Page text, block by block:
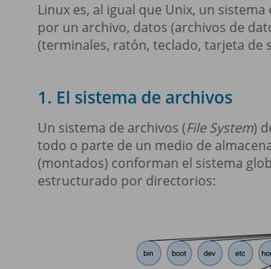
Linux es, al igual que Unix, un
por un archivo, datos (archivos de
(terminales, ratón, teclado, tarjeta de
1. El sistema de archivos
Un sistema de archivos (File System)
todo o parte de un medio de
(montados) conforman el sistema
estructurado por directorios: